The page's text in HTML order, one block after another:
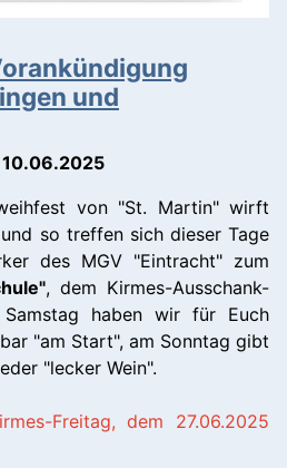
und
von "St. Martin" wirft
so treffen sich dieser Tage
des MGV "Eintracht" zum
, dem Kirmes-Ausschank-
haben wir für Euch
"am Start", am Sonntag gibt
"lecker Wein".
Freitag, dem 27.06.2025